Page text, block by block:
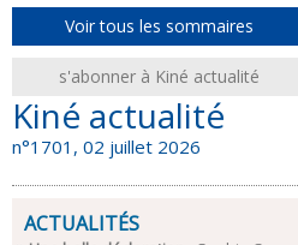
Voir tous les sommaires
s'abonner à Kiné actualité
Kiné actualité
n°1701, 02 juillet 2026
ACTUALITÉS